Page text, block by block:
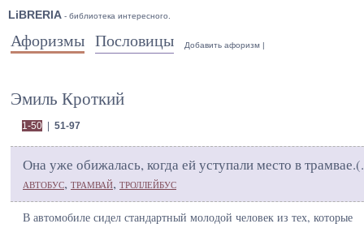
LiBRERIA - библиотека интересного.
Афоризмы Пословицы Добавить афоризм |
Эмиль Кроткий
1-50| 51-97
Она уже обижалась, когда ей уступали место в трамвае.(
АВТОБУС, ТРАМВАЙ, ТРОЛЛЕЙБУС
В автомобиле сидел стандартный молодой человек из тех, которые